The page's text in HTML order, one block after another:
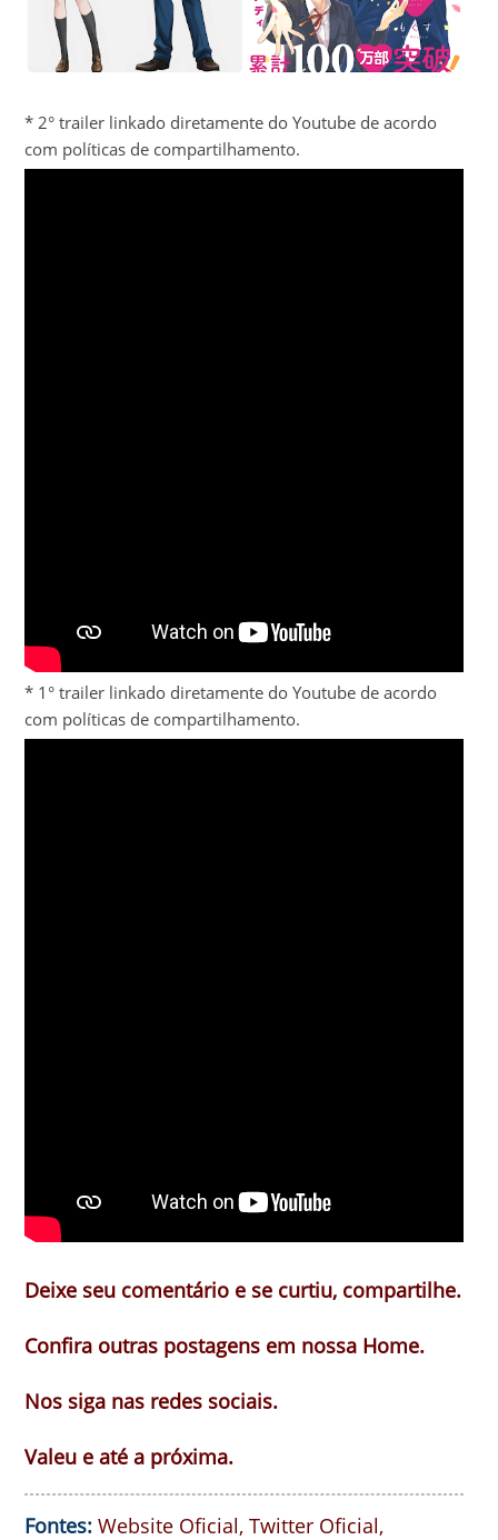
* 2° trailer linkado diretamente do Youtube de acordo
com políticas de compartilhamento.
* 1° trailer linkado diretamente do Youtube de acordo
com políticas de compartilhamento.
Deixe seu comentário e se curtiu, compartilhe.
Confira outras postagens em nossa Home.
Nos siga nas redes sociais.
Valeu e até a próxima.
Fontes: Website Oficial, Twitter Oficial,